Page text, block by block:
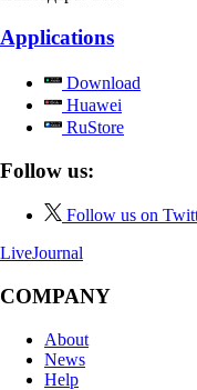
Applications
Download
Huawei
RuStore
Follow us:
Follow us on
LiveJournal
COMPANY
About
News
Help